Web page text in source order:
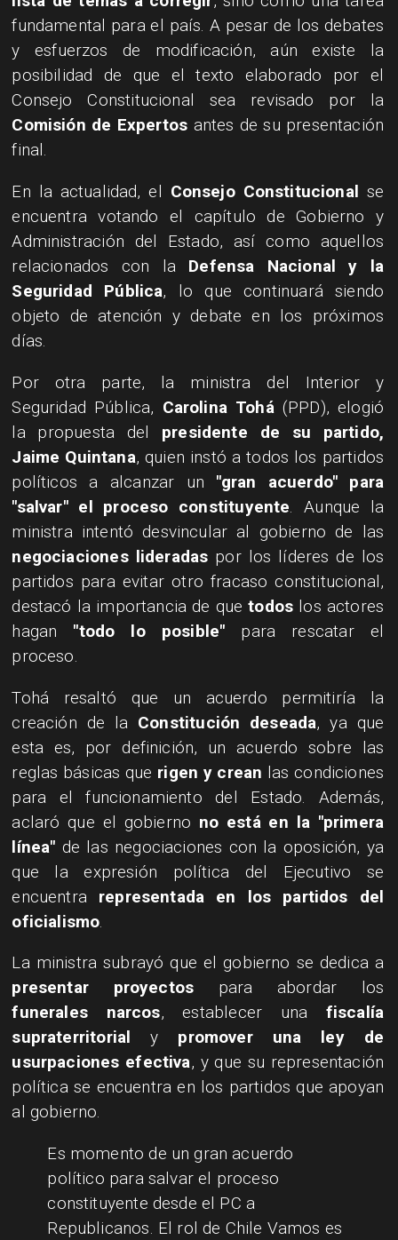
fundamental para el país. A pesar de los debates
y esfuerzos de modificación, aún existe la
posibilidad de que el texto elaborado por el
Consejo Constitucional sea revisado por la
Comisión de Expertos antes de su presentación
final.
En la actualidad, el Consejo Constitucional se
encuentra votando el capítulo de Gobierno y
Administración del Estado, así como aquellos
relacionados con la Defensa Nacional y la
Seguridad Pública, lo que continuará siendo
objeto de atención y debate en los próximos
días.
Por otra parte, la ministra del Interior y
Seguridad Pública, Carolina Tohá (PPD), elogió
la propuesta del presidente de su partido,
Jaime Quintana, quien instó a todos los partidos
políticos a alcanzar un "gran acuerdo" para
"salvar" el proceso constituyente . Aunque la
ministra intentó desvincular al gobierno de las
negociaciones lideradas por los líderes de los
partidos para evitar otro fracaso constitucional,
destacó la importancia de quetodos los actores
hagan "todo lo posible" para rescatar el
proceso.
Tohá resaltó que un acuerdo permitiría la
creación de la Constitución deseada, ya que
esta es, por definición, un acuerdo sobre las
reglas básicas que rigen y crean las condiciones
para el funcionamiento del Estado. Además,
aclaró que el gobierno no está en la "primera
línea" de las negociaciones con la oposición, ya
que la expresión política del Ejecutivo se
encuentra representada en los partidos del
oficialismo
La ministra subrayó que el gobierno se dedica a
presentar proyectos para abordar los
funerales narcos, establecer una fiscalía
supraterritorialy promover una ley de
usurpaciones efectiva, y que su representación
política se encuentra en los partidos que apoyan
al gobierno.​
Es momento de un gran acuerdo
político para salvar el proceso
constituyente desde el PC a
Republicanos. El rol de Chile Vamos es